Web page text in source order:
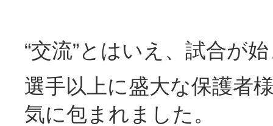
“交流”とはいえ、試合が
選手以上に盛大な保護者
気に包まれました。